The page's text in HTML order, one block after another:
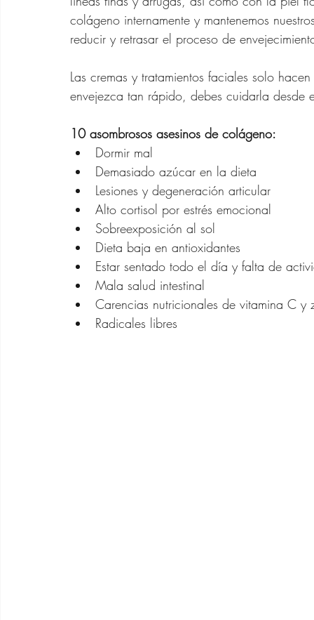
Zapatos para Mujeres
Gafas de Sol para
Ofertas Banana
colágeno internamente y mantenemos
reducir y retrasar el proceso de
Las cremas y tratamientos faciales solo
envejezca tan rápido, debes cuidarla desde
10 asombrosos asesinos de colágeno:
Dormir mal
Demasiado azúcar en la dieta
Lesiones y degeneración articular
Alto cortisol por estrés emocional
Sobreexposición al sol
Dieta baja en antioxidantes
Estar sentado todo el día y falta de
Mala salud intestinal
Carencias nutricionales de vitamina C y
Radicales libres